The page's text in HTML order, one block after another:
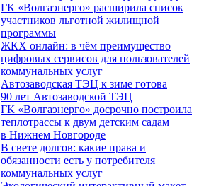
ГК «Волгаэнерго» расширила список
участников льготной жилищной
программы
ЖКХ онлайн: в чём преимущество
цифровых сервисов для пользователей
коммунальных услуг
Автозаводская ТЭЦ к зиме готова
90 лет Автозаводской ТЭЦ
ГК «Волгаэнерго» досрочно построила
теплотрассы к двум детским садам
в Нижнем Новгороде
В свете долгов: какие права и
обязанности есть у потребителя
коммунальных услуг